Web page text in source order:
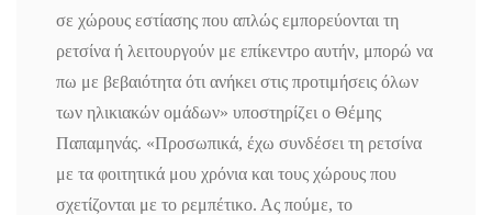
σε χώρους εστίασης που απλώς εμπορεύονται τη
ρετσίνα ή λειτουργούν με επίκεντρο αυτήν, μπορώ να
πω με βεβαιότητα ότι ανήκει στις προτιμήσεις όλων
των ηλικιακών ομάδων» υποστηρίζει ο Θέμης
Παπαμηνάς. «Προσωπικά, έχω συνδέσει τη ρετσίνα
με τα φοιτητικά μου χρόνια και τους χώρους που
σχετίζονται με το ρεμπέτικο. Ας πούμε, το